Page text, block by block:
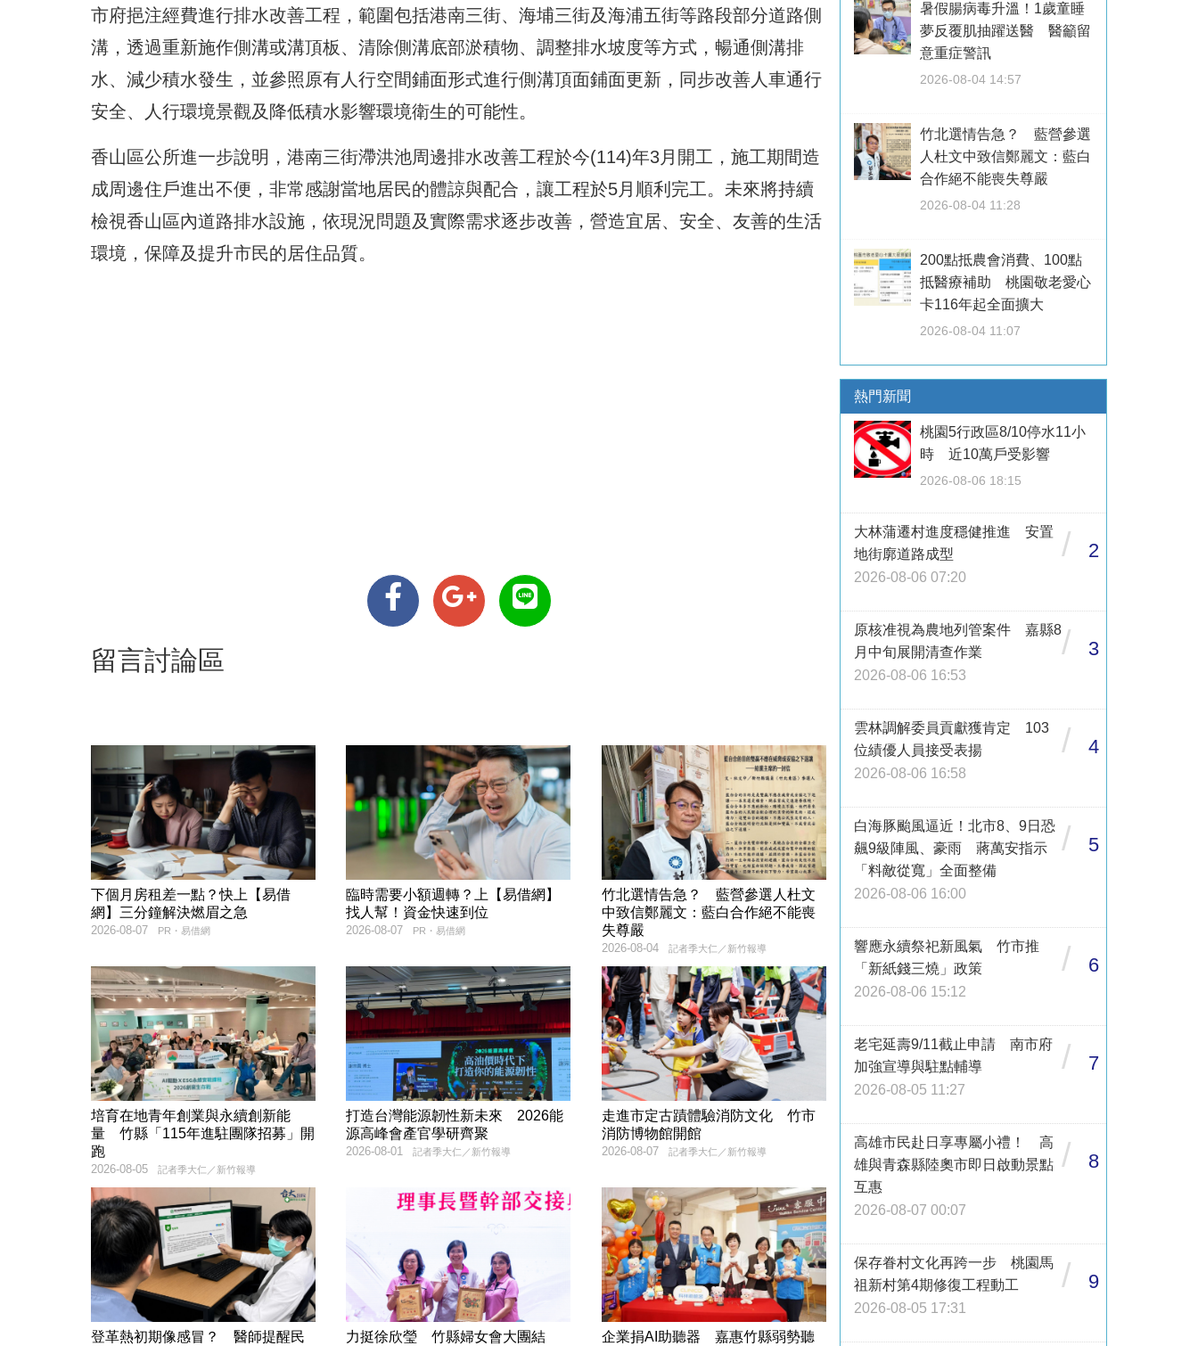
市府挹注經費進行排水改善工程，範圍包括港南三街、海埔三街及海浦五街等路段部分道路側
溝，透過重新施作側溝或溝頂板、清除側溝底部淤積物、調整排水坡度等方式，暢通側溝排
水、減少積水發生，並參照原有人行空間鋪面形式進行側溝頂面鋪面更新，同步改善人車通行
安全、人行環境景觀及降低積水影響環境衛生的可能性。
香山區公所進一步說明，港南三街滯洪池周邊排水改善工程於今(114)年3月開工，施工期間造
成周邊住戶進出不便，非常感謝當地居民的體諒與配合，讓工程於5月順利完工。未來將持續
檢視香山區內道路排水設施，依現況問題及實際需求逐步改善，營造宜居、安全、友善的生活
環境，保障及提升市民的居住品質。
留言討論區
下個月房租差一點？快上【易借
網】三分鐘解決燃眉之急
PR・易借網
2026-08-07
臨時需要小額週轉？上【易借網】
找人幫！資金快速到位
PR・易借網
2026-08-07
竹北選情告急？ 藍營參選人杜文
中致信鄭麗文：藍白合作絕不能喪
失尊嚴
記者季大仁／新竹報導
2026-08-04
培育在地青年創業與永續創新能
量 竹縣「115年進駐團隊招募」開
跑
記者季大仁／新竹報導
2026-08-05
打造台灣能源韌性新未來 2026能
源高峰會產官學研齊聚
記者季大仁／新竹報導
2026-08-01
走進市定古蹟體驗消防文化 竹市
消防博物館開館
記者季大仁／新竹報導
2026-08-07
登革熱初期像感冒？ 醫師提醒民
力挺徐欣瑩 竹縣婦女會大團結
企業捐AI助聽器 嘉惠竹縣弱勢聽
暑假腸病毒升溫！1歲童睡
夢反覆肌抽躍送醫 醫籲留
意重症警訊
2026-08-04 14:57
竹北選情告急？ 藍營參選
人杜文中致信鄭麗文：藍白
合作絕不能喪失尊嚴
2026-08-04 11:28
200點抵農會消費、100點
抵醫療補助 桃園敬老愛心
卡116年起全面擴大
2026-08-04 11:07
熱門新聞
桃園5行政區8/10停水11小
時 近10萬戶受影響
2026-08-06 18:15
大林蒲遷村進度穩健推進 安置
地街廓道路成型
2026-08-06 07:20
/ 2
原核准視為農地列管案件 嘉縣8
月中旬展開清查作業
2026-08-06 16:53
/ 3
雲林調解委員貢獻獲肯定 103
位績優人員接受表揚
2026-08-06 16:58
/ 4
白海豚颱風逼近！北市8、9日恐
飆9級陣風、豪雨 蔣萬安指示
「料敵從寬」全面整備
2026-08-06 16:00
/ 5
響應永續祭祀新風氣 竹市推
「新紙錢三燒」政策
2026-08-06 15:12
/ 6
老宅延壽9/11截止申請 南市府
加強宣導與駐點輔導
2026-08-05 11:27
/ 7
高雄市民赴日享專屬小禮！ 高
雄與青森縣陸奧市即日啟動景點
互惠
2026-08-07 00:07
/ 8
保存眷村文化再跨一步 桃園馬
祖新村第4期修復工程動工
2026-08-05 17:31
/ 9